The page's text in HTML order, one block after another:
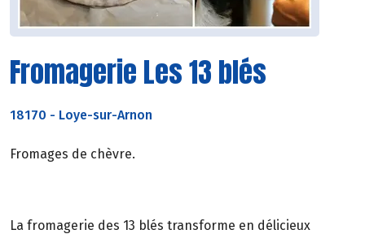
Fromagerie Les 13 blés
18170 - Loye-sur-Arnon
Fromages de chèvre.
La fromagerie des 13 blés transforme en délicieux